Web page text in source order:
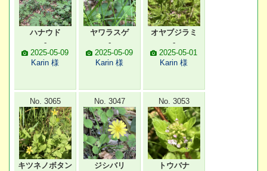
ハナウド
-
2025-05-09
Karin 様
ヤワラスゲ
-
2025-05-09
Karin 様
オヤブジラミ
-
2025-05-01
Karin 様
No. 3065
キツネノボタン
No. 3047
ジシバリ
No. 3053
トウバナ